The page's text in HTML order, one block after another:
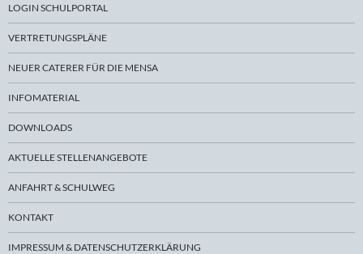
LOGIN SCHULPORTAL
VERTRETUNGSPLÄNE
NEUER CATERER FÜR DIE MENSA
INFOMATERIAL
DOWNLOADS
AKTUELLE STELLENANGEBOTE
ANFAHRT & SCHULWEG
KONTAKT
IMPRESSUM & DATENSCHUTZERKLÄRUNG